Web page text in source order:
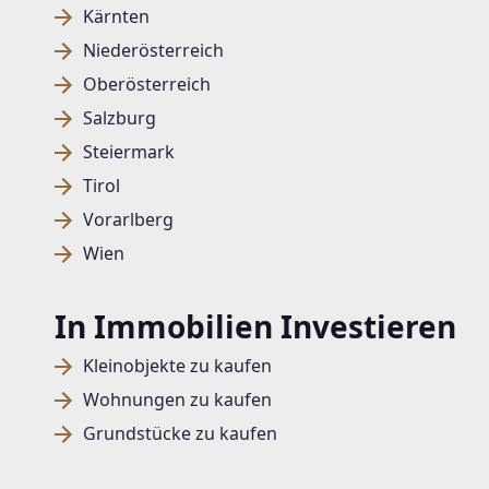
Kärnten
Niederösterreich
Oberösterreich
Salzburg
Steiermark
Tirol
Vorarlberg
Wien
In Immobilien Investieren
Kleinobjekte zu kaufen
Wohnungen zu kaufen
Grundstücke zu kaufen